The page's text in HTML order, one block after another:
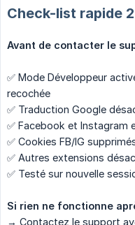
Check-list rapide
Avant de contacter le
✅ Mode Développeur
recochée
✅ Traduction Google
✅ Facebook et Instagram
✅ Cookies FB/IG
✅ Autres extensions
✅ Testé sur nouvelle
Si rien ne fonctionne
→ Contactez le support